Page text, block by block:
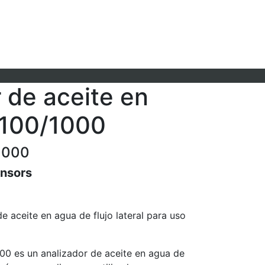
aceite en
1000
aceite en agua de flujo lateral para uso
es un analizador de aceite en agua de